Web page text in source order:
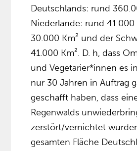
Deutschlands: rund
Niederlande: rund 41.000
30.000 Km² und der
41.000 Km². D. h, dass
und Vegetarier*innen es
nur 30 Jahren in Auftrag
geschafft haben, dass
Regenwalds
zerstört/vernichtet
gesamten Fläche